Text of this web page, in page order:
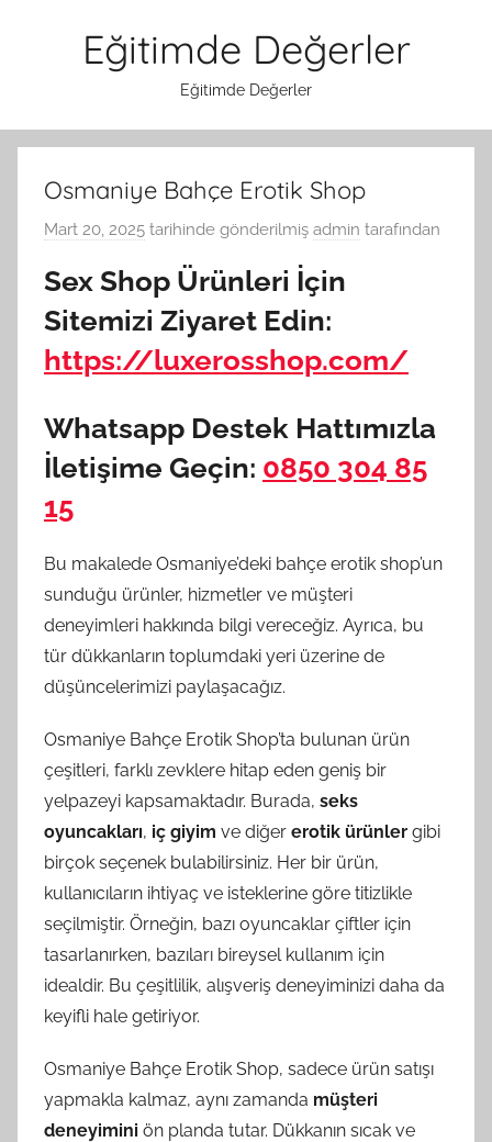
Eğitimde Değerler
Eğitimde Değerler
Osmaniye Bahçe Erotik Shop
Mart 20, 2025 tarihinde gönderilmiş admin tarafından
Sex Shop Ürünleri İçin
Sitemizi Ziyaret Edin:
https://luxerosshop.com/
Whatsapp Destek Hattımızla
İletişime Geçin: 0850 304 85
15
Bu makalede Osmaniye’deki bahçe erotik shop’un
sunduğu ürünler, hizmetler ve müşteri
deneyimleri hakkında bilgi vereceğiz. Ayrıca, bu
tür dükkanların toplumdaki yeri üzerine de
düşüncelerimizi paylaşacağız.
Osmaniye Bahçe Erotik Shop’ta bulunan ürün
çeşitleri, farklı zevklere hitap eden geniş bir
yelpazeyi kapsamaktadır. Burada, seks
oyuncakları, iç giyim ve diğer erotik ürünler gibi
birçok seçenek bulabilirsiniz. Her bir ürün,
kullanıcıların ihtiyaç ve isteklerine göre titizlikle
seçilmiştir. Örneğin, bazı oyuncaklar çiftler için
tasarlanırken, bazıları bireysel kullanım için
idealdir. Bu çeşitlilik, alışveriş deneyiminizi daha da
keyifli hale getiriyor.
Osmaniye Bahçe Erotik Shop, sadece ürün satışı
yapmakla kalmaz, aynı zamanda müşteri
deneyimini ön planda tutar. Dükkanın sıcak ve